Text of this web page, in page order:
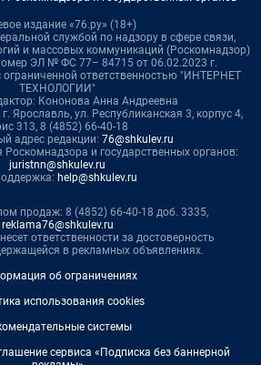
издание «76.ру» (18+)
службой по надзору в сфере связи,
и массовых коммуникаций (Роскомнадзор)
ЭЛ № ФС 77– 84715 от 06.02.2023 г.
ограниченной ответственностью "ИНТЕРНЕТ
ТЕХНОЛОГИИ"
Кононова Анна Андреевна
Ярославль, ул. Республиканская 3, корпус 4,
313, 8 (4852) 66-40-18
адрес редакции: 76@shkulev.ru
и государственных органов:
juristnn@shkulev.ru
help@shkulev.ru
продаж: 8 (4852) 66-40-18 доб. 3335,
reklama76@shkulev.ru
ответственности за достоверность
в рекламных объявлениях.
об ограничениях
использования cookies
системы
сервиса «Подписка без баннерной